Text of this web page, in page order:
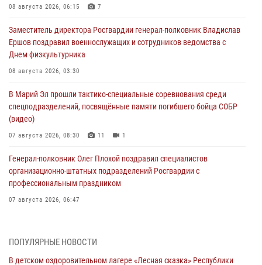
08 августа 2026, 06:15 7
Заместитель директора Росгвардии генерал-полковник Владислав
Ершов поздравил военнослужащих и сотрудников ведомства с
Днем физкультурника
08 августа 2026, 03:30
В Марий Эл прошли тактико-специальные соревнования среди
спецподразделений, посвящённые памяти погибшего бойца СОБР
(видео)
07 августа 2026, 08:30 11 1
Генерал-полковник Олег Плохой поздравил специалистов
организационно-штатных подразделений Росгвардии с
профессиональным праздником
07 августа 2026, 06:47
Всероссийском семинаре в Нижнем Новгороде (видео)
ПОПУЛЯРНЫЕ НОВОСТИ
В детском оздоровительном лагере «Лесная сказка» Республики